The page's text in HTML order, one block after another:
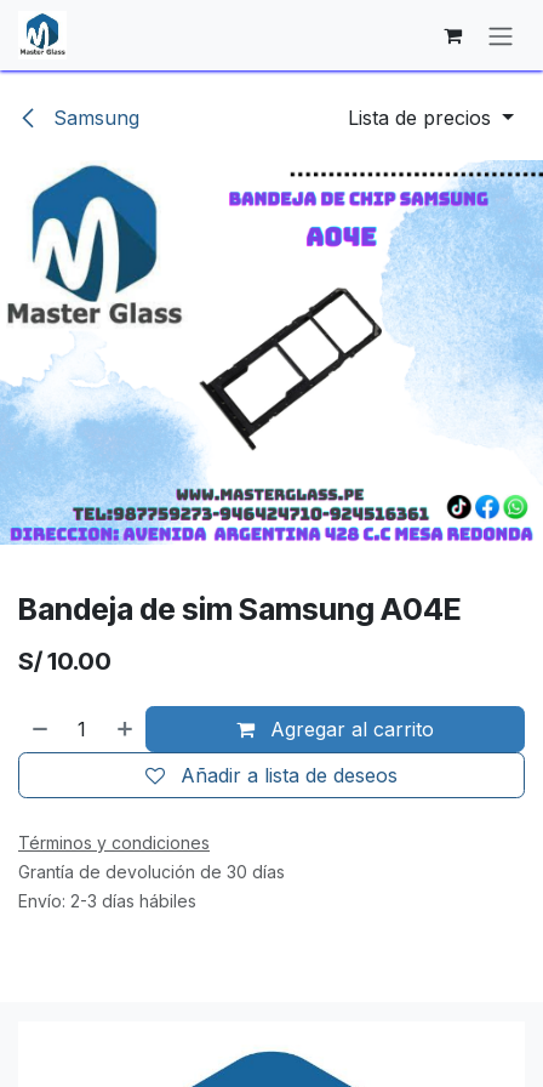
Ir al contenido
Samsung Lista de precios
Bandeja de sim Samsung A04E
S/10.00
Agregar al carrito
Añadir a lista de deseos
Términos y condiciones
Grantía de devolución de 30 días
Envío: 2-3 días hábiles